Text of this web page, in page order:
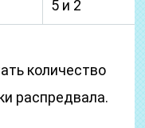
5 и 2
количество
распредвала.